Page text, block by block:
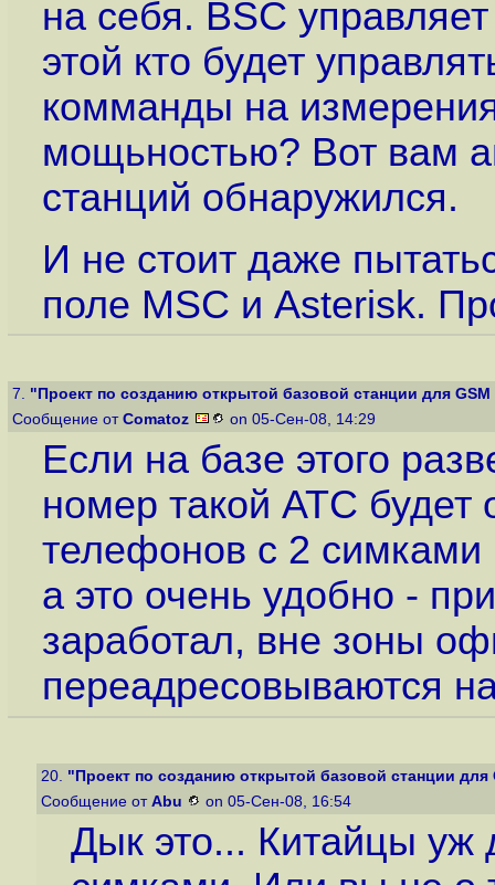
на себя. BSC
этой кто будет
комманды на
мощьностью? Вот вам
станций обнаружился.
И не стоит даже
поле MSC и Asterisk.
7. "Проект по созданию открытой базовой станции для GSM
Сообщение от Comatoz on 05-Сен-08, 14:29
Если на базе этого
номер такой АТС будет
телефонов с 2
а это очень удобно -
заработал, вне зоны
переадресовываются
20. "Проект по созданию открытой базовой станции для
Сообщение от Abu on 05-Сен-08, 16:54
Дык это... Китайцы уж